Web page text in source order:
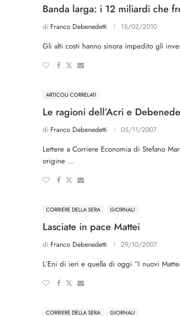
Banda larga: i 12 miliardi che
di Franco Debenedetti 15/02/2010
Gli alti costi hanno sinora impedito gli
ARTICOLI CORRELATI
Le ragioni dell’Acri e
di Franco Debenedetti 05/11/2007
Lettere a Corriere Economia di Stefano
origine …
CORRIERE DELLA SERA GIORNALI
Lasciate in pace Mattei
di Franco Debenedetti 29/10/2007
L’Eni di ieri e quella di oggi “I nuovi
CORRIERE DELLA SERA GIORNALI